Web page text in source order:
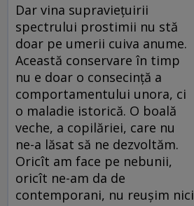
Dar vina supravieţuirii
spectrului prostimii nu stă
doar pe umerii cuiva anume.
Această conservare în timp
nu e doar o consecinţă a
comportamentului unora, ci
o maladie istorică. O boală
veche, a copilăriei, care nu
ne-a lăsat să ne dezvoltăm.
Oricît am face pe nebunii,
oricît ne-am da de
contemporani, nu reuşim nici